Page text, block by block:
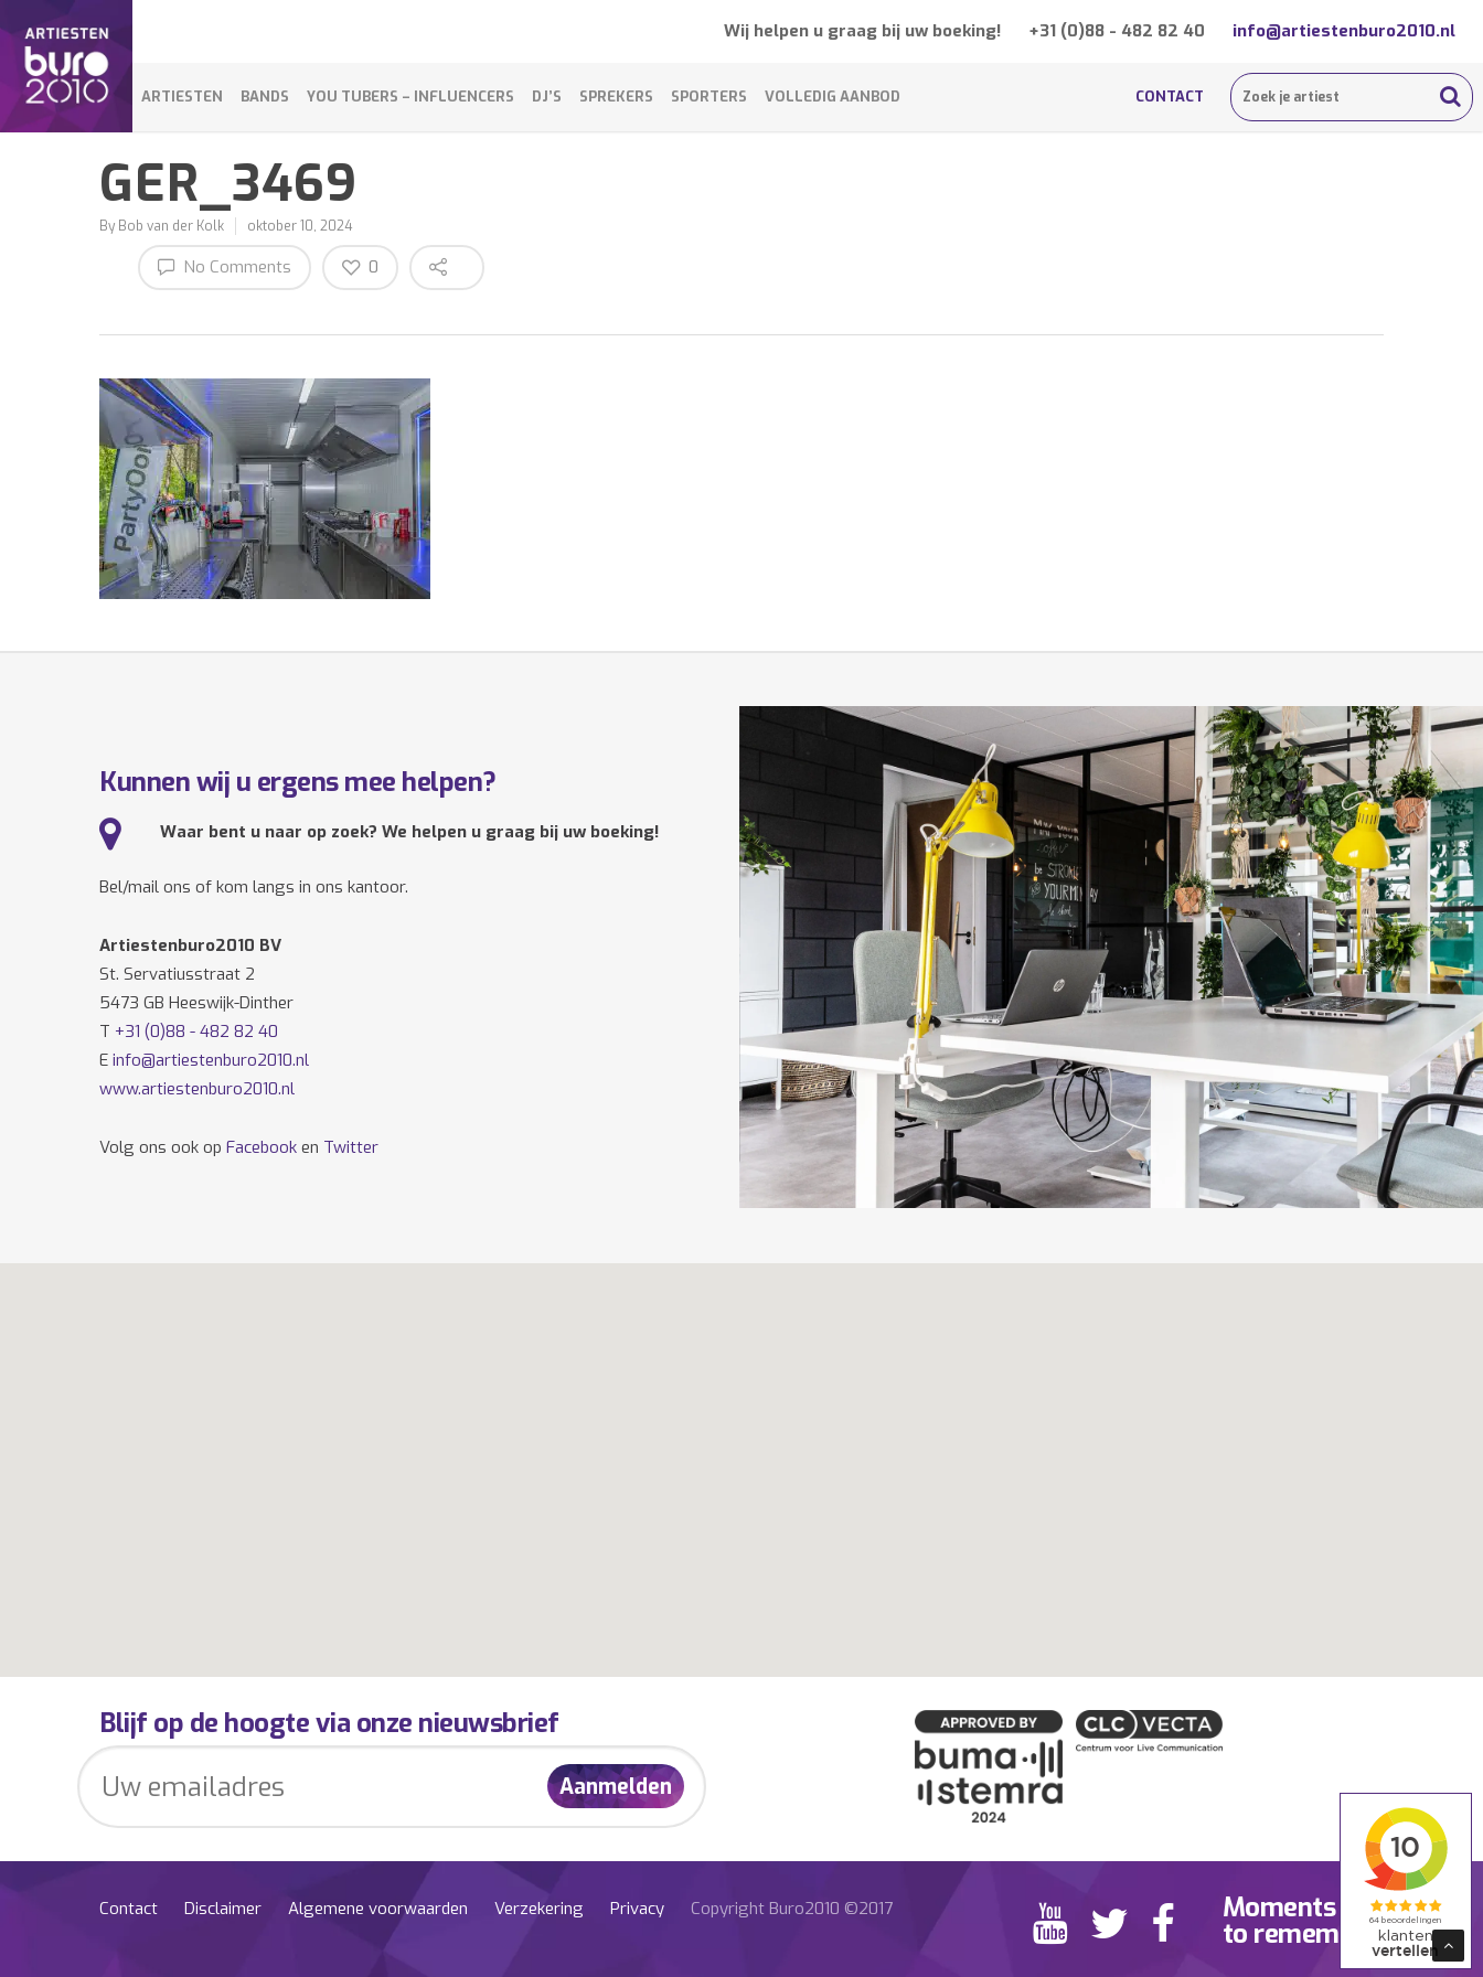
Wij helpen u graag bij uw boeking! +31 (0)88 - 482 82 40 info@artiestenburo2010.nl
ARTIESTEN BANDS YOU TUBERS – INFLUENCERS DJ’S SPREKERS SPORTERS VOLLEDIG AANBOD CONTACT
GER_3469
By Bob van der Kolk oktober 10, 2024
No Comments 0
Kunnen wij u ergens mee helpen?
Waar bent u naar op zoek? We helpen u graag bij uw boeking!
Bel/mail ons of kom langs in ons kantoor.
Artiestenburo2010 BV
St. Servatiusstraat 2
5473 GB Heeswijk-Dinther
T +31 (0)88 - 482 82 40
E info@artiestenburo2010.nl
www.artiestenburo2010.nl
Volg ons ook op Facebook en Twitter
Blijf op de hoogte via onze nieuwsbrief
Contact Disclaimer Algemene voorwaarden Verzekering Privacy Copyright Buro2010 ©2017 Moments
to remember.